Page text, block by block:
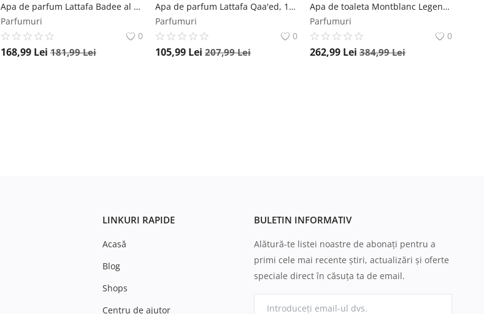
Apa de parfum Lattafa Badee al Oud Honor and Glory, 100 ml, unisex Lattafa
Parfumuri
0
168,99 Lei 181,99Lei
Apa de parfum Lattafa Qaa'ed, 100 ml, unisex Lattafa
Parfumuri
0
105,99 Lei 207,99Lei
Apa de toaleta Montblanc Legend Spirit, 100 ml, pentru barbati Montblanc
Parfumuri
0
262,99 Lei 384,99Lei
LINKURI RAPIDE
Acasă
Blog
Shops
Centru de ajutor
BULETIN INFORMATIV
Alătură-te listei noastre de abonați pentru a
primi cele mai recente știri, actualizări și oferte
speciale direct în căsuța ta de email.